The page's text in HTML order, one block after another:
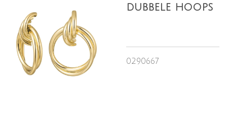
dubbele hoops
0290667